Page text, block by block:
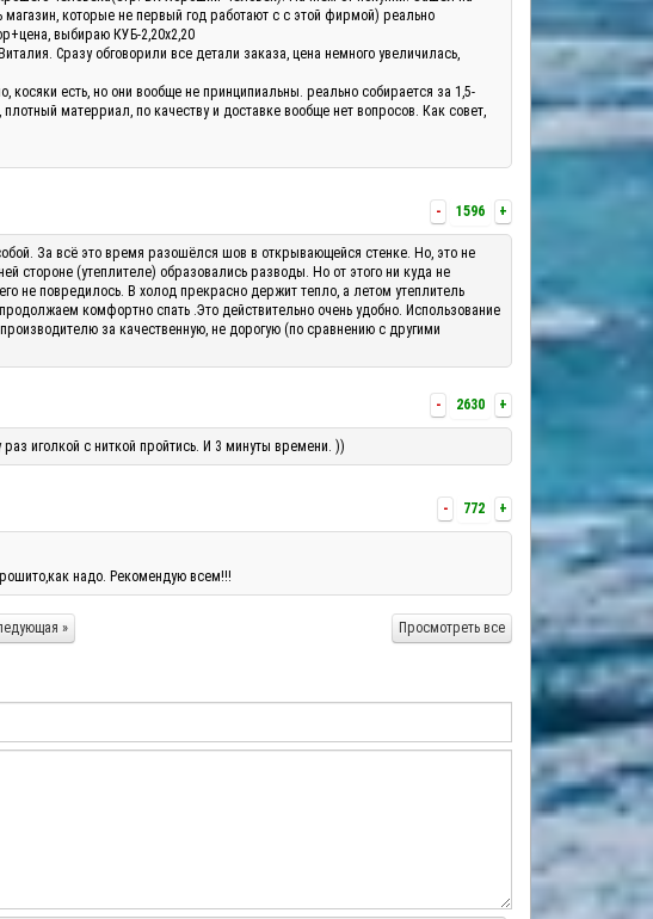
которые не первый год работают с с этой фирмой) реально
выбираю КУБ-2,20х2,20
Сразу обговорили все детали заказа, цена немного увеличилась,
есть, но они вообще не принципиальны. реально собирается за 1,5-
матерриал, по качеству и доставке вообще нет вопросов. Как совет,
- 1596 +
За всё это время разошёлся шов в открывающейся стенке. Но, это не
стороне (утеплителе) образовались разводы. Но от этого ни куда не
не повредилось. В холод прекрасно держит тепло, а летом утеплитель
комфортно спать .Это действительно очень удобно. Использование
за качественную, не дорогую (по сравнению с другими
- 2630 +
иголкой с ниткой пройтись. И 3 минуты времени. ))
- 772 +
надо. Рекомендую всем!!!
Просмотреть все
»